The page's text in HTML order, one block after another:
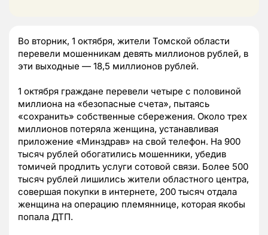
Во вторник, 1 октября, жители Томской области
перевели мошенникам девять миллионов рублей, в
эти выходные — 18,5 миллионов рублей.
1 октября граждане перевели четыре с половиной
миллиона на «безопасные счета», пытаясь
«сохранить» собственные сбережения. Около трех
миллионов потеряла женщина, устанавливая
приложение «Минздрав» на свой телефон. На 900
тысяч рублей обогатились мошенники, убедив
томичей продлить услуги сотовой связи. Более 500
тысяч рублей лишились жители областного центра,
совершая покупки в интернете, 200 тысяч отдала
женщина на операцию племяннице, которая якобы
попала ДТП.